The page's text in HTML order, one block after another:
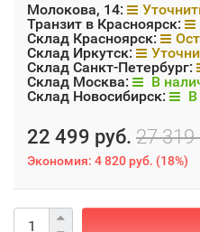
Молокова, 14:
Транзит в Красноярск:
Склад Красноярск:
Склад Иркутск:
Склад Санкт-Петербург:
Склад Москва:
В
Склад Новосибирск:
В
22 499 руб. 27 319
Экономия: 4 820 руб. (18%)